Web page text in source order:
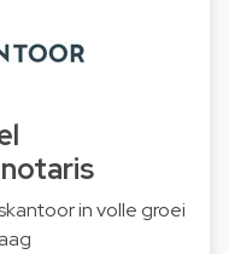
in volle groei